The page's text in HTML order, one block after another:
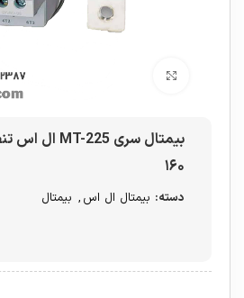
۱۶۰
دسته: بیمتال ال اس , بیمتال